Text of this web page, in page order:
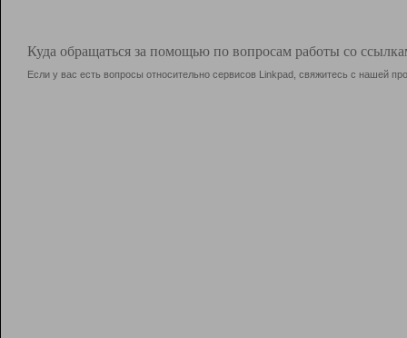
Куда обращаться за помощью по вопросам работы со
Если у вас есть вопросы относительно сервисов Linkpad, свяжитесь с нашей